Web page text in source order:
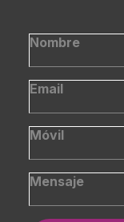
Nombre
*
Email
*
Número
*
Message